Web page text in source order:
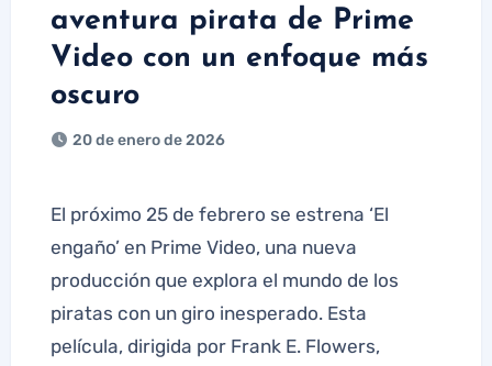
aventura pirata de Prime
Video con un enfoque más
oscuro
20 de enero de 2026
El próximo 25 de febrero se estrena ‘El
engaño’ en Prime Video, una nueva
producción que explora el mundo de los
piratas con un giro inesperado. Esta
película, dirigida por Frank E. Flowers,